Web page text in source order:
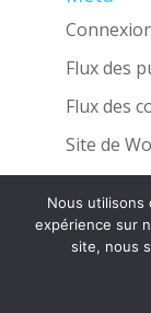
Flux des
Flux des
Site de
Une
Nous utilisons
expérience sur
site, nous